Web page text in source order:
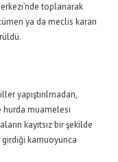
toplanarak
ya da meclis kararı
yapıştırılmadan,
hurda muamelesi
kayıtsız bir şekilde
girdiği kamuoyunca